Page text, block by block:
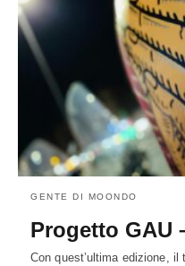
GENTE DI MOONDO
Progetto GAU
Con quest’ultima edizione,